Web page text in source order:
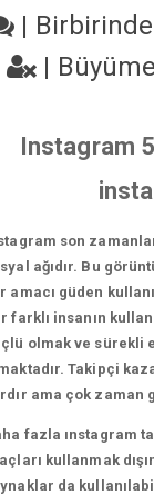
|
|
Instagram
son
ağıdır. Bu
amacı güden
farklı insanın
olmak ve sürekli
Takipçi
ama çok zaman
fazla ınstagram
kullanmak
da